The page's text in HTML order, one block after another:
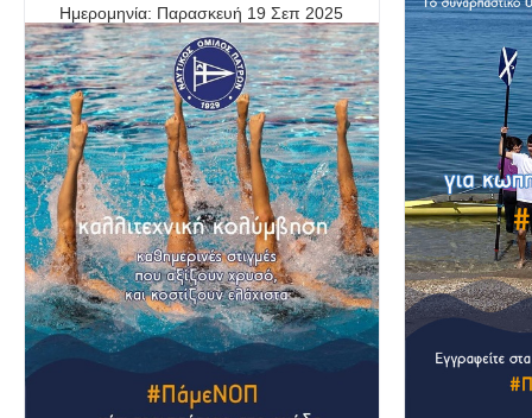
Ημερομηνία: Παρασκευή 19 Σεπ 2025